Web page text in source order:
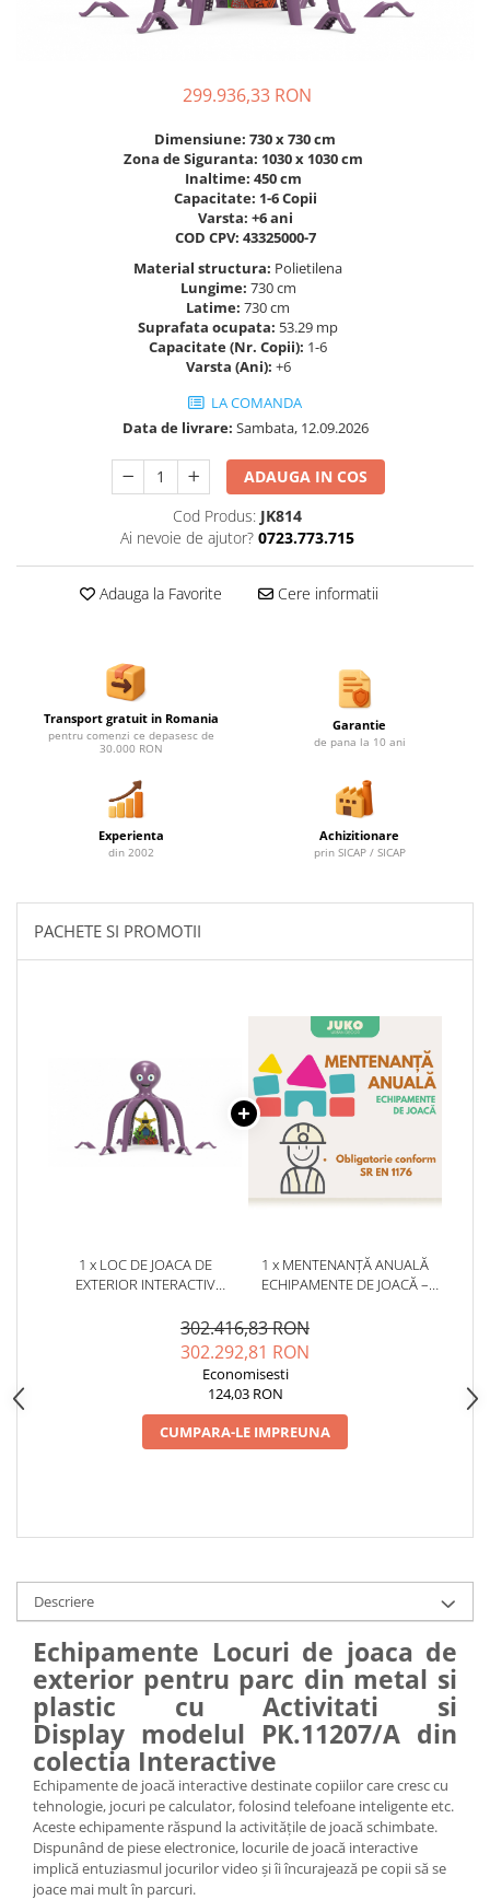
Figurine pe arc
Leagane pentru copii
Echipamente fitness cu Panouri
Echipamente fitness pentru batrani
Echipamente fitness pentru copii
Echipamente Terenuri de Sport
Pardoseli
Decoratiuni urbane
Brazi artificiali pentru exterior
Figurine de craciun pentru exterior
Globuri de craciun pentru exterior
Ornamente de craciun pentru
Reni de craciun pentru exterior
Panouri PUBLICITARE
Ghivece de exterior
Ghivece din beton
Stalpi camere video
Cismea stradala / gradina
Tomberoane si Pubele de Gunoi
Magazie pubele / tomberoane
Mobilier urban DIZABILITATI
299.936,33 RON
Dimensiune: 730 x 730 cm
Zona de Siguranta: 1030 x 1030 cm
Inaltime: 450 cm
Capacitate: 1-6 Copii
Varsta: +6 ani
COD CPV: 43325000-7
Material structura: Polietilena
Lungime: 730 cm
Latime: 730 cm
Suprafata ocupata: 53.29 mp
Capacitate (Nr. Copii): 1-6
Varsta (Ani): +6
LA COMANDA
Data de livrare: Sambata, 12.09.2026
ADAUGA IN COS
Cod Produs: JK814
Ai nevoie de ajutor? 0723.773.715
Adauga la Favorite Cere informatii
Transport gratuit in Romania
pentru comenzi ce depasesc de
30.000 RON
Garantie
de pana la 10 ani
Experienta
din 2002
Achizitionare
prin SICAP / SICAP
PACHETE SI PROMOTII
1 x LOC DE JOACA DE
EXTERIOR INTERACTIV
1 x MENTENANȚĂ ANUALĂ
ECHIPAMENTE DE JOACĂ –
CONFORM SR EN 1176
302.416,83 RON
302.292,81 RON
Economisesti
124,03 RON
CUMPARA-LE IMPREUNA
Descriere
Echipamente Locuri de joaca de
exterior pentru parc din metal si
plastic cu Activitati si
Display modelul PK.11207/A din
colectia Interactive
Echipamente de joacă interactive destinate copiilor care cresc cu
tehnologie, jocuri pe calculator, folosind telefoane inteligente etc.
Aceste echipamente răspund la activitățile de joacă schimbate.
Dispunând de piese electronice, locurile de joacă interactive
implică entuziasmul jocurilor video și îi încurajează pe copii să se
joace mai mult în parcuri.